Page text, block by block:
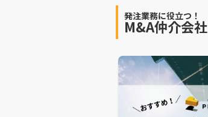
発注業務に役立つ！
M&A仲介会社